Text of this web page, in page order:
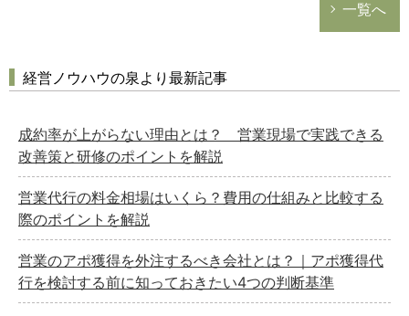
一覧へ
経営ノウハウの泉より最新記事
成約率が上がらない理由とは？ 営業現場で実践できる
改善策と研修のポイントを解説
営業代行の料金相場はいくら？費用の仕組みと比較する
際のポイントを解説
営業のアポ獲得を外注するべき会社とは？｜アポ獲得代
行を検討する前に知っておきたい4つの判断基準